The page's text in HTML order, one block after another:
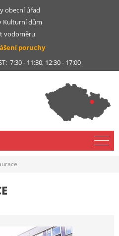
obecní úřad
Kulturní dům
vodoměru
poruchy
7:30 - 11:30, 12:30 - 17:00